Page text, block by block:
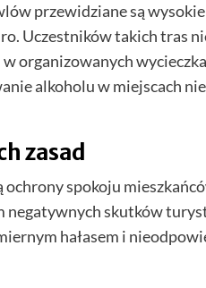
przewidziane są
Uczestników takich tras
organizowanych
alkoholu w miejscach
zasad
spokoju
negatywnych skutków
hałasem i